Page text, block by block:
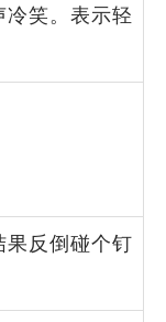
笑。表示轻
反倒碰个钉